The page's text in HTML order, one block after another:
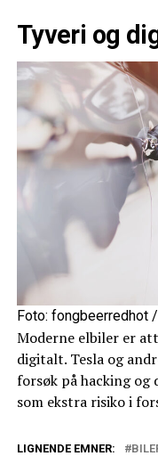
Tyveri og
Foto: fongbeerredhot
Moderne elbiler er
digitalt. Tesla og
forsøk på hacking og
som ekstra risiko i
LIGNENDE EMNER: